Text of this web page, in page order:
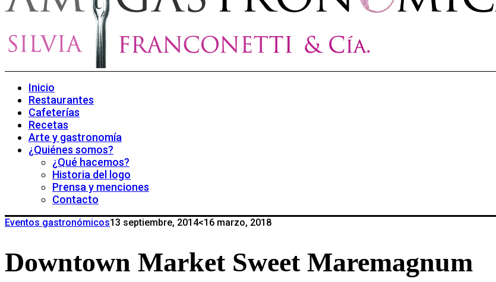
Inicio
Restaurantes
Cafeterías
Recetas
Arte y gastronomía
¿Quiénes somos?
¿Qué hacemos?
Historia del logo
Prensa y menciones
Contacto
Eventos gastronómicos13 septiembre, 2014<16 marzo, 2018
Downtown Market Sweet Maremagnum